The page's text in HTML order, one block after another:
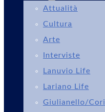
Attualità
Cultura
Arte
Interviste
Lanuvio Life
Lariano Life
Giulianello/Cori